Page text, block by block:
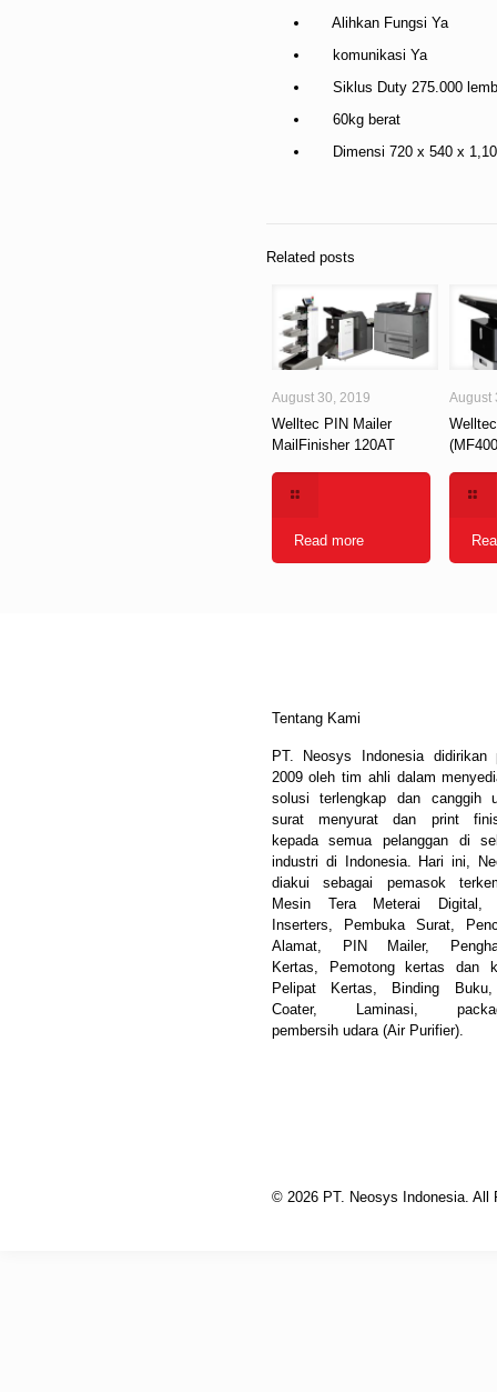
Alihkan Fungsi Ya
komunikasi Ya
Siklus Duty 275.000
60kg berat
Dimensi 720 x 540 x
Related posts
August 30, 2019
Welltec PIN Mailer
MailFinisher 120AT
Read more
August
Tentang Kami
PT. Neosys Indonesia didirikan
2009 oleh tim ahli dalam
solusi terlengkap dan canggih
surat menyurat dan print
kepada semua pelanggan di
industri di Indonesia. Hari ini,
diakui sebagai pemasok
Mesin Tera Meterai Digital,
Inserters, Pembuka Surat,
Alamat, PIN Mailer,
Kertas, Pemotong kertas dan
Pelipat Kertas, Binding
Coater, Laminasi,
pembersih udara (Air Purifier).
© 2026 PT. Neosys Indonesia. All